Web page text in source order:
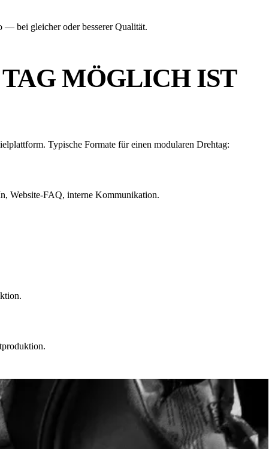
bei gleicher oder besserer Qualität.
MÖGLICH IST
Typische Formate für einen modularen Drehtag:
Website-FAQ, interne Kommunikation.